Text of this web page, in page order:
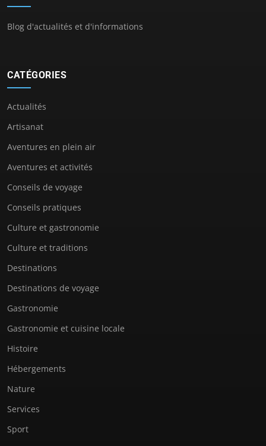
Blog d'actualités et d'informations
CATÉGORIES
Actualités
Artisanat
Aventures en plein air
Aventures et activités
Conseils de voyage
Conseils pratiques
Culture et gastronomie
Culture et traditions
Destinations
Destinations de voyage
Gastronomie
Gastronomie et cuisine locale
Histoire
Hébergements
Nature
Services
Sport